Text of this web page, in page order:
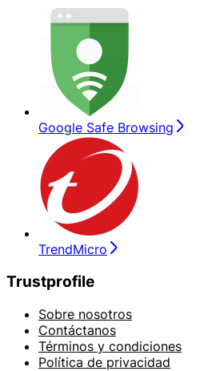
Google Safe Browsing
TrendMicro
Trustprofile
Sobre nosotros
Contáctanos
Términos y condiciones
Política de privacidad